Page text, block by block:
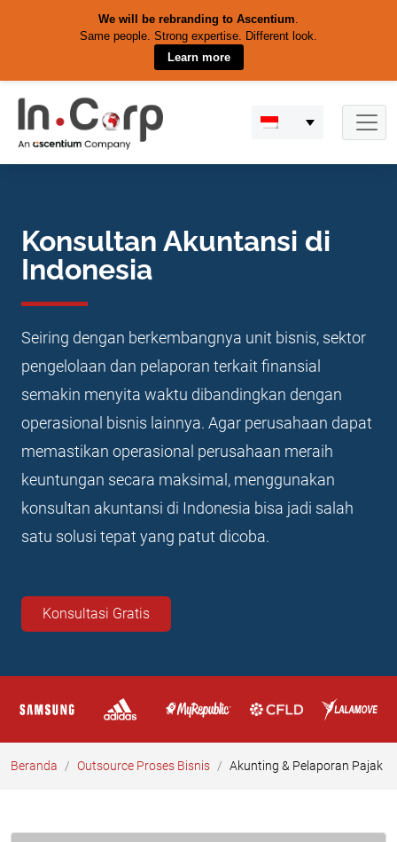
We will be rebranding to Ascentium.
Same people. Strong expertise. Different look.
Learn more
content
Konsultan Akuntansi di
Indonesia
Seiring dengan berkembangnya unit bisnis, sektor
pengelolaan dan pelaporan terkait finansial
semakin menyita waktu dibandingkan dengan
operasional bisnis lainnya. Agar perusahaan dapat
memastikan operasional perusahaan meraih
keuntungan secara maksimal, menggunakan
konsultan akuntansi di Indonesia bisa jadi salah
satu solusi tepat yang patut dicoba.
Konsultasi Gratis
Beranda Outsource Proses Bisnis Akunting & Pelaporan Pajak